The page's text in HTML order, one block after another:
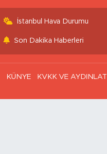
İstanbul Hava Durumu
Son Dakika Haberleri
KÜNYE KVKK VE